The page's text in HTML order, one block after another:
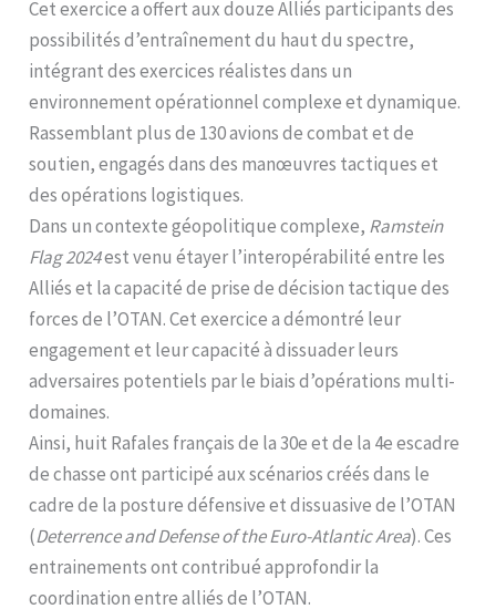
Cet exercice a offert aux douze Alliés participants des
possibilités d’entraînement du haut du spectre,
intégrant des exercices réalistes dans un
environnement opérationnel complexe et dynamique.
Rassemblant plus de 130 avions de combat et de
soutien, engagés dans des manœuvres tactiques et
des opérations logistiques.
Dans un contexte géopolitique complexe, Ramstein
Flag 2024est venu étayer l’interopérabilité entre les
Alliés et la capacité de prise de décision tactique des
forces de l’OTAN. Cet exercice a démontré leur
engagement et leur capacité à dissuader leurs
adversaires potentiels par le biais d’opérations multi-
domaines.
Ainsi, huit Rafales français de la 30e et de la 4e escadre
de chasse ont participé aux scénarios créés dans le
cadre de la posture défensive et dissuasive de l’OTAN
(Deterrence and Defense of the Euro-Atlantic Area). Ces
entrainements ont contribué approfondir la
coordination entre alliés de l’OTAN.